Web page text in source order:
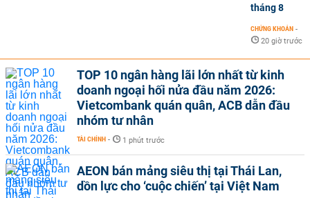
tháng 8
CHỨNG KHOÁN -
20 giờ trước
TOP 10 ngân hàng lãi lớn nhất từ kinh
doanh ngoại hối nửa đầu năm 2026:
Vietcombank quán quân, ACB dẫn đầu
nhóm tư nhân
TÀI CHÍNH - 1 phút trước
AEON bán mảng siêu thị tại Thái Lan,
dồn lực cho ‘cuộc chiến’ tại Việt Nam